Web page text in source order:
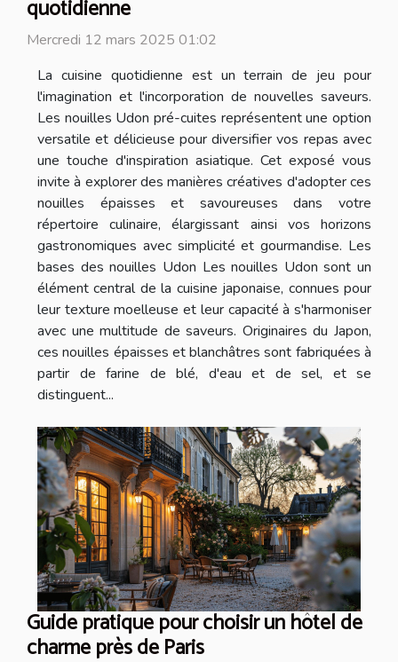
quotidienne
Mercredi 12 mars 2025 01:02
La cuisine quotidienne est un terrain de jeu pour
l'imagination et l'incorporation de nouvelles saveurs.
Les nouilles Udon pré-cuites représentent une option
versatile et délicieuse pour diversifier vos repas avec
une touche d'inspiration asiatique. Cet exposé vous
invite à explorer des manières créatives d'adopter ces
nouilles épaisses et savoureuses dans votre
répertoire culinaire, élargissant ainsi vos horizons
gastronomiques avec simplicité et gourmandise. Les
bases des nouilles Udon Les nouilles Udon sont un
élément central de la cuisine japonaise, connues pour
leur texture moelleuse et leur capacité à s'harmoniser
avec une multitude de saveurs. Originaires du Japon,
ces nouilles épaisses et blanchâtres sont fabriquées à
partir de farine de blé, d'eau et de sel, et se
distinguent...
Guide pratique pour choisir un hôtel de
charme près de Paris